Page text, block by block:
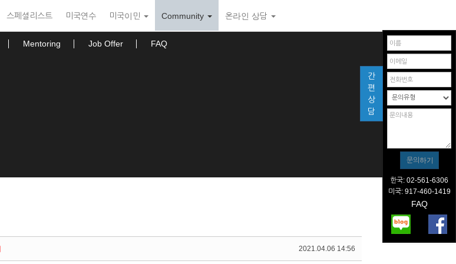
스페셜리스트 미국연수 미국이민 Community 온라인 상담
Mentoring Job Offer FAQ
2021.04.06 14:56
간
편
상
담
한국: 02-561-6306
미국: 917-460-1419
FAQ